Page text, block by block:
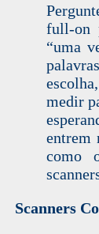
full-on
“uma
medir
entrem
como
Scanners